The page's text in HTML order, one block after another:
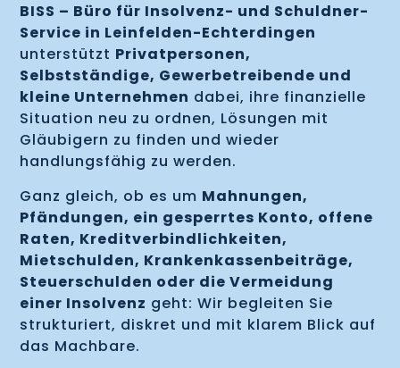
BISS – Büro für Insolvenz- und Schuldner-
Service in Leinfelden-Echterdingen
unterstützt Privatpersonen,
Selbstständige, Gewerbetreibende und
kleine Unternehmen dabei, ihre finanzielle
Situation neu zu ordnen, Lösungen mit
Gläubigern zu finden und wieder
handlungsfähig zu werden.
Ganz gleich, ob es um Mahnungen,
Pfändungen, ein gesperrtes Konto, offene
Raten, Kreditverbindlichkeiten,
Mietschulden, Krankenkassenbeiträge,
Steuerschulden oder die Vermeidung
einer Insolvenz geht: Wir begleiten Sie
strukturiert, diskret und mit klarem Blick auf
das Machbare.